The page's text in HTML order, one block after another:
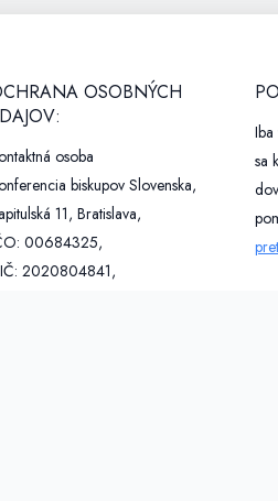
OSOBNÝCH
osoba
biskupov Slovenska,
11, Bratislava,
00684325,
2020804841,
sa